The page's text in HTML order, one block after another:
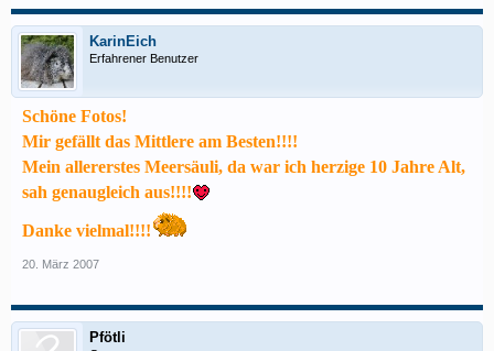
KarinEich
Erfahrener Benutzer
Schöne Fotos!
Mir gefällt das Mittlere am Besten!!!!
Mein allererstes Meersäuli, da war ich herzige 10 Jahre Alt,
sah genaugleich aus!!!!
Danke vielmal!!!!
20. März 2007
Pfötli